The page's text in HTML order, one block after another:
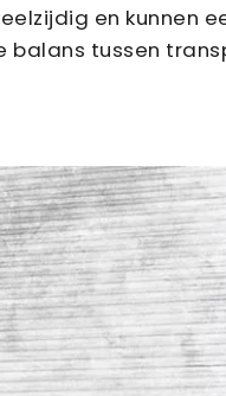
en kunnen
balans tussen